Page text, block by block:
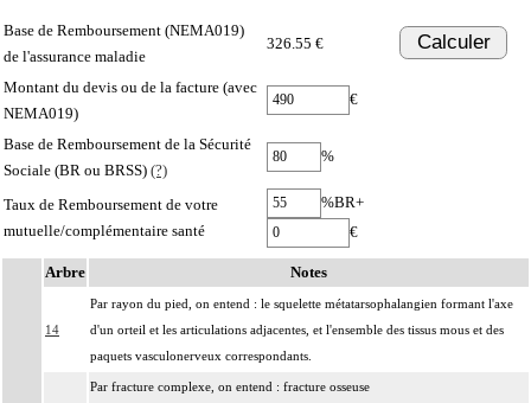
Base de Remboursement (NEMA019)
de l'assurance maladie
326.55 € Calculer
Montant du devis ou de la facture (avec
NEMA019)
€
Base de Remboursement de la Sécurité
Sociale (BR ou BRSS) (?)
%
Taux de Remboursement de votre
mutuelle/complémentaire santé
%BR+
€
Arbre Notes
14
Par rayon du pied, on entend : le squelette métatarsophalangien formant l'axe
d'un orteil et les articulations adjacentes, et l'ensemble des tissus mous et des
paquets vasculonerveux correspondants.
Par fracture complexe, on entend : fracture osseuse